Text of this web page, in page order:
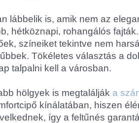
lábbelik is, amik nem az
hétköznapi, rohangálós
színeiket tekintve nem
Tökéletes választás a
talpalni kell a városban.
hölgyek is megtalálják a
kínálatában, hiszen
így a feltűnés